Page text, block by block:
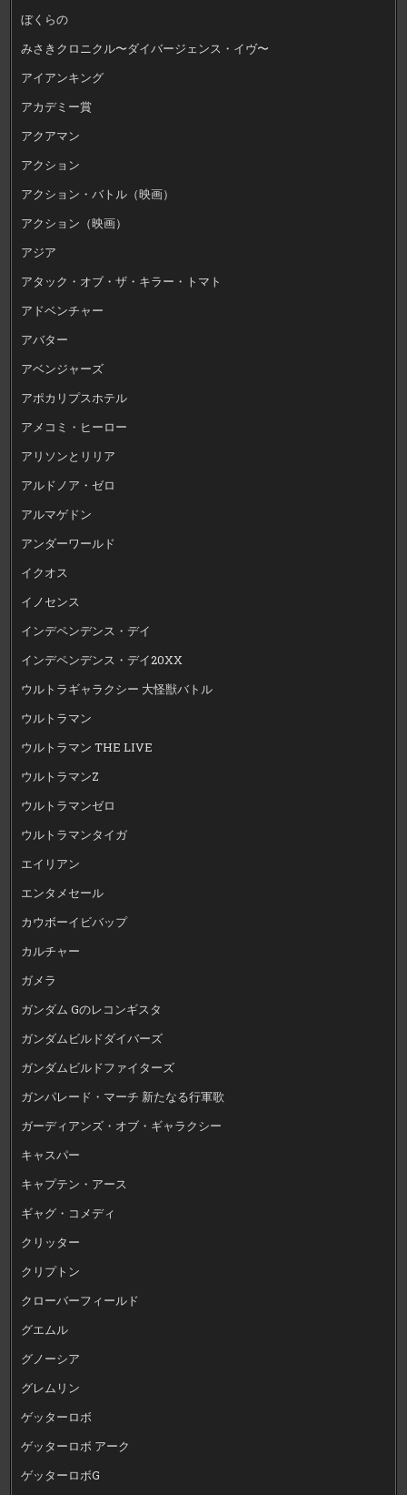
ぼくらの
みさきクロニクル〜ダイバージェンス・イヴ〜
アイアンキング
アカデミー賞
アクアマン
アクション
アクション・バトル（映画）
アクション（映画）
アジア
アタック・オブ・ザ・キラー・トマト
アドベンチャー
アバター
アベンジャーズ
アポカリプスホテル
アメコミ・ヒーロー
アリソンとリリア
アルドノア・ゼロ
アルマゲドン
アンダーワールド
イクオス
イノセンス
インデペンデンス・デイ
インデペンデンス・デイ20XX
ウルトラギャラクシー 大怪獣バトル
ウルトラマン
ウルトラマン THE LIVE
ウルトラマンZ
ウルトラマンゼロ
ウルトラマンタイガ
エイリアン
エンタメセール
カウボーイビバップ
カルチャー
ガメラ
ガンダム Gのレコンギスタ
ガンダムビルドダイバーズ
ガンダムビルドファイターズ
ガンパレード・マーチ 新たなる行軍歌
ガーディアンズ・オブ・ギャラクシー
キャスパー
キャプテン・アース
ギャグ・コメディ
クリッター
クリプトン
クローバーフィールド
グエムル
グノーシア
グレムリン
ゲッターロボ
ゲッターロボ アーク
ゲッターロボG